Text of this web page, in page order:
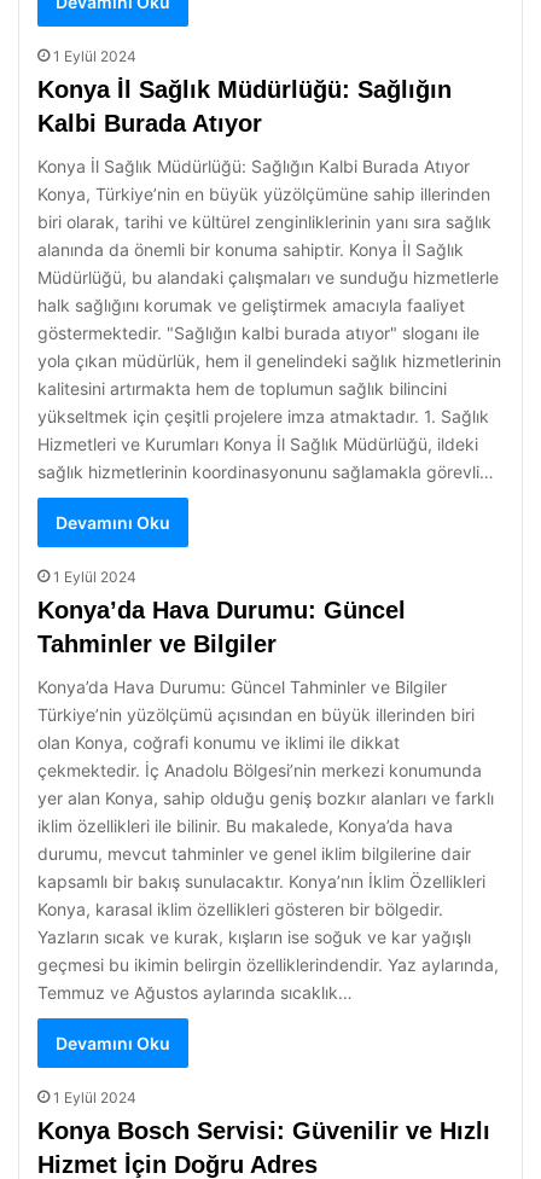
1 Eylül 2024
Konya İl Sağlık Müdürlüğü: Sağlığın
Kalbi Burada Atıyor
Konya İl Sağlık Müdürlüğü: Sağlığın Kalbi Burada Atıyor
Konya, Türkiye’nin en büyük yüzölçümüne sahip illerinden
biri olarak, tarihi ve kültürel zenginliklerinin yanı sıra sağlık
alanında da önemli bir konuma sahiptir. Konya İl Sağlık
Müdürlüğü, bu alandaki çalışmaları ve sunduğu hizmetlerle
halk sağlığını korumak ve geliştirmek amacıyla faaliyet
göstermektedir. "Sağlığın kalbi burada atıyor" sloganı ile
yola çıkan müdürlük, hem il genelindeki sağlık hizmetlerinin
kalitesini artırmakta hem de toplumun sağlık bilincini
yükseltmek için çeşitli projelere imza atmaktadır. 1. Sağlık
Hizmetleri ve Kurumları Konya İl Sağlık Müdürlüğü, ildeki
sağlık hizmetlerinin koordinasyonunu sağlamakla görevli…
Devamını Oku
1 Eylül 2024
Konya’da Hava Durumu: Güncel
Tahminler ve Bilgiler
Konya’da Hava Durumu: Güncel Tahminler ve Bilgiler
Türkiye’nin yüzölçümü açısından en büyük illerinden biri
olan Konya, coğrafi konumu ve iklimi ile dikkat
çekmektedir. İç Anadolu Bölgesi’nin merkezi konumunda
yer alan Konya, sahip olduğu geniş bozkır alanları ve farklı
iklim özellikleri ile bilinir. Bu makalede, Konya’da hava
durumu, mevcut tahminler ve genel iklim bilgilerine dair
kapsamlı bir bakış sunulacaktır. Konya’nın İklim Özellikleri
Konya, karasal iklim özellikleri gösteren bir bölgedir.
Yazların sıcak ve kurak, kışların ise soğuk ve kar yağışlı
geçmesi bu ikimin belirgin özelliklerindendir. Yaz aylarında,
Temmuz ve Ağustos aylarında sıcaklık…
Devamını Oku
1 Eylül 2024
Konya Bosch Servisi: Güvenilir ve Hızlı
Hizmet İçin Doğru Adres